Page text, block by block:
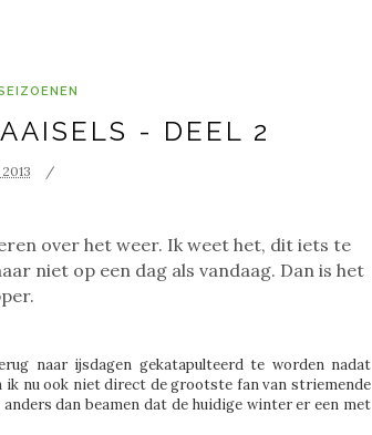
- DEEL 2
over het weer. Ik weet het, dit iets te
niet op een dag als vandaag. Dan is het
naar ijsdagen gekatapulteerd te worden nadat
ik nu ook niet direct de grootste fan van striemende
dan beamen dat de huidige winter er een met